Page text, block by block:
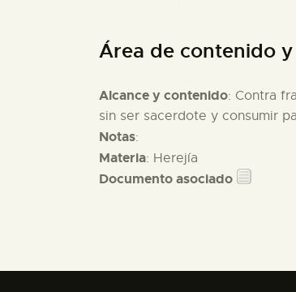
Área de contenido
Alcance y contenido: Contra
sin ser sacerdote y consumir
Notas:
Materia: Herejía
Documento asociado